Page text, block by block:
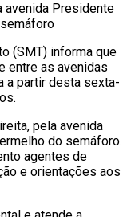
avenida Presidente
(SMT) informa que
entre as avenidas
a partir desta sexta-
pela avenida
do semáforo.
agentes de
e orientações aos